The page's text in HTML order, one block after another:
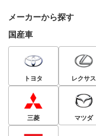
メーカーから探す
国産車
トヨタ レクサス
三菱 マツダ